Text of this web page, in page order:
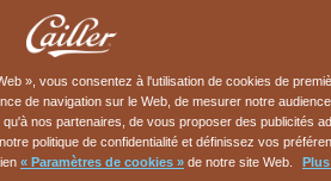
», vous consentez à l'utilisation de cookies de
de navigation sur le Web, de mesurer notre
nos partenaires, de vous proposer des publicités
politique de confidentialité et définissez vos
« Paramètres de cookies » de notre site Web.